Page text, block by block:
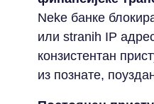
Neke банке
или stranih IP
конзистентан
из познате,